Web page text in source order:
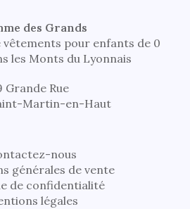
des Grands
pour enfants de 0
les Monts du Lyonnais
Grande Rue
Martin-en-Haut
nous
générales de vente
de confidentialité
légales